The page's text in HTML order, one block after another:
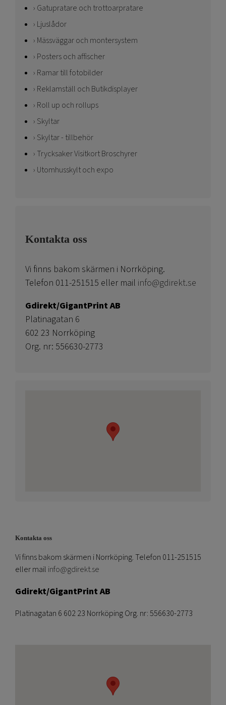
Gatupratare och trottoarpratare
Ljuslådor
Mässväggar och montersystem
Posters och affischer
Ramar till fotobilder
Reklamställ och Butikdisplayer
Roll up och rollups
Skyltar
Skyltar - tillbehör
Trycksaker Visitkort Broschyrer
Utomhusskylt och expo
Kontakta oss
Vi finns bakom skärmen i Norrköping.
Telefon 011-251515 eller mail info@gdirekt.se
Gdirekt/GigantPrint AB
Platinagatan 6
602 23 Norrköping
Org. nr: 556630-2773
Kontakta oss
Vi finns bakom skärmen i Norrköping. Telefon 011-251515
eller mail info@gdirekt.se
Gdirekt/GigantPrint AB
Platinagatan 6 602 23 Norrköping Org. nr: 556630-2773